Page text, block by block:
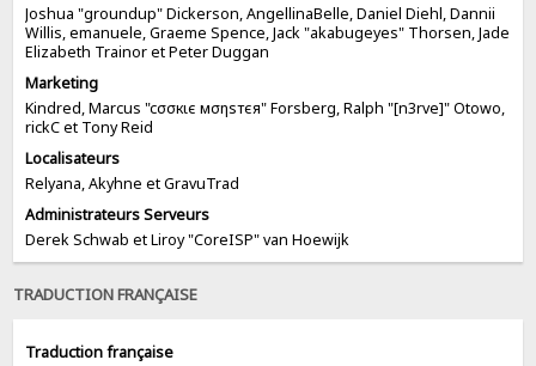
Joshua "groundup" Dickerson, AngellinaBelle, Daniel Diehl, Dannii
Willis, emanuele, Graeme Spence, Jack "akabugeyes" Thorsen, Jade
Elizabeth Trainor et Peter Duggan
Marketing
Kindred, Marcus "cσσкιє мσηѕтєя" Forsberg, Ralph "[n3rve]" Otowo,
rickC et Tony Reid
Localisateurs
Relyana, Akyhne et GravuTrad
Administrateurs Serveurs
Derek Schwab et Liroy "CoreISP" van Hoewijk
TRADUCTION FRANÇAISE
Traduction française